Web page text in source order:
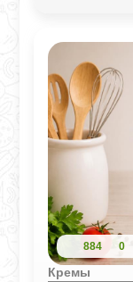
884 0
Кремы